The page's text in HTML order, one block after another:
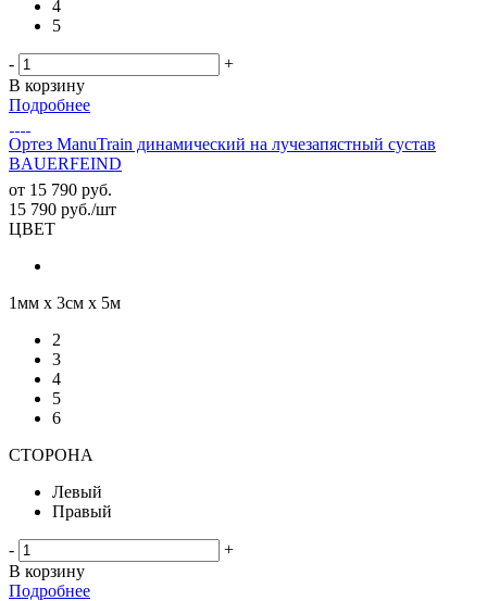
4
5
-
+
В корзину
Подробнее
Ортез ManuTrain динамический на лучезапястный сустав
BAUERFEIND
от 15 790 руб.
15 790 руб./шт
ЦВЕТ
1мм х 3см х 5м
2
3
4
5
6
СТОРОНА
Левый
Правый
-
+
В корзину
Подробнее